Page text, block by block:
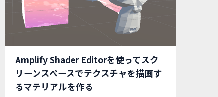
Amplify Shader Editorを使ってスク
リーンスペースでテクスチャを描画す
るマテリアルを作る